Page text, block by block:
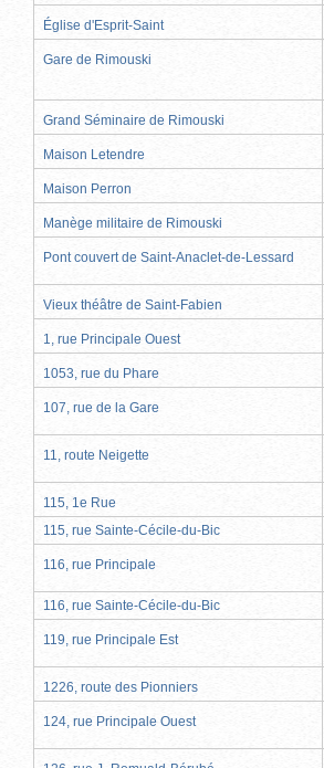
Église d'Esprit-Saint
Gare de Rimouski
Grand Séminaire de Rimouski
Maison Letendre
Maison Perron
Manège militaire de Rimouski
Pont couvert de Saint-Anaclet-de-Lessard
Vieux théâtre de Saint-Fabien
1, rue Principale Ouest
1053, rue du Phare
107, rue de la Gare
11, route Neigette
115, 1e Rue
115, rue Sainte-Cécile-du-Bic
116, rue Principale
116, rue Sainte-Cécile-du-Bic
119, rue Principale Est
1226, route des Pionniers
124, rue Principale Ouest